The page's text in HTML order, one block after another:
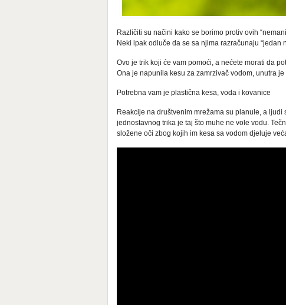
Različiti su načini kako se borimo protiv ovih
Neki ipak odluče da se sa njima razračunaju “jedan
Ovo je trik koji će vam pomoći, a nećete morati da
Ona je napunila kesu za zamrzivač vodom, unutra
Potrebna vam je plastična kesa, voda i kovanice
Reakcije na društvenim mrežama su planule, a
jednostavnog trika je taj što muhe ne vole vodu.
složene oči zbog kojih im kesa sa vodom djeluje